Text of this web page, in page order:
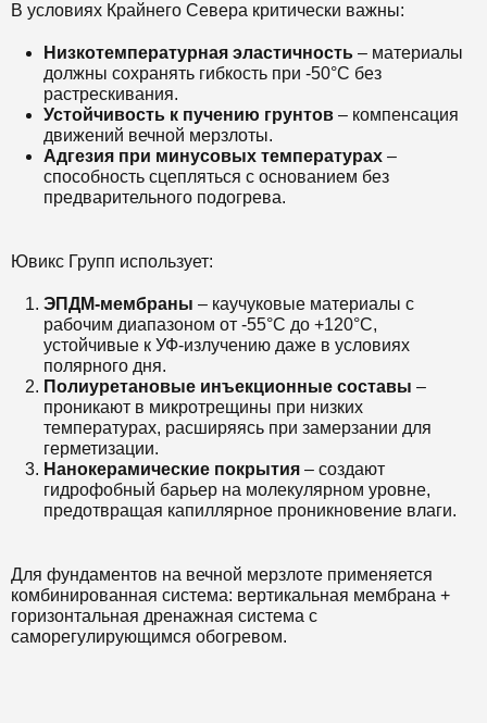
В условиях Крайнего Севера критически важны:
Низкотемпературная эластичность – материалы
должны сохранять гибкость при -50°C без
растрескивания.
Устойчивость к пучению грунтов – компенсация
движений вечной мерзлоты.
Адгезия при минусовых температурах –
способность сцепляться с основанием без
предварительного подогрева.
Ювикс Групп использует:
ЭПДМ-мембраны – каучуковые материалы с
рабочим диапазоном от -55°C до +120°C,
устойчивые к УФ-излучению даже в условиях
полярного дня.
Полиуретановые инъекционные составы –
проникают в микротрещины при низких
температурах, расширяясь при замерзании для
герметизации.
Нанокерамические покрытия – создают
гидрофобный барьер на молекулярном уровне,
предотвращая капиллярное проникновение влаги.
Для фундаментов на вечной мерзлоте применяется
комбинированная система: вертикальная мембрана +
горизонтальная дренажная система с
саморегулирующимся обогревом.